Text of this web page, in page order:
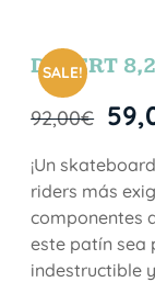
SALE!
DESERT
92,00€
¡Un
riders más
componentes
este patín sea
indestructible